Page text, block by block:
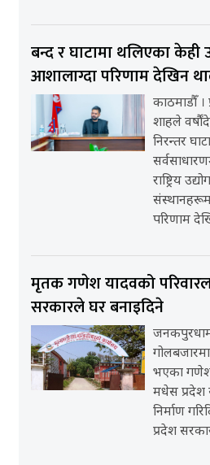
बन्द र घाटामा थलिएका केही
आशालाग्दा परिणाम देखिन
काठमाडौँ ।
शाहले
निरन्तर
राष्ट्रिय
परिणाम
मृतक गणेश यादवको
सरकारले घर बनाइदिने
भएका गणेश
मधेस प्रदेश
निर्माण
प्रदेश